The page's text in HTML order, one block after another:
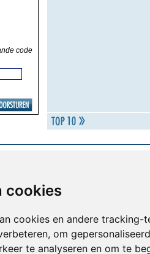
cookies
cookies en andere tracking-
om
te analyseren en om te
code